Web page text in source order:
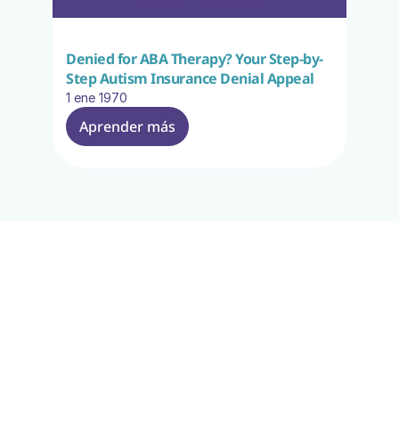
Denied for ABA Therapy? Your Step-by-
Step Autism Insurance Denial Appeal
1 ene 1970
Aprender más